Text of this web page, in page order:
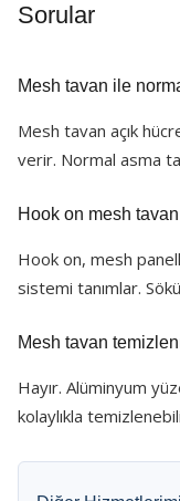
Sorular
Mesh tavan ile
Mesh tavan açık
verir. Normal asma
Hook on mesh
Hook on, mesh
sistemi tanımlar.
Mesh tavan
Hayır. Alüminyum
kolaylıkla